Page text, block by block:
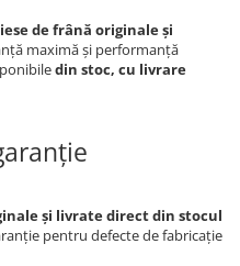
de frână originale și
maximă și performanță
din stoc, cu livrare
și livrate direct din stocul
pentru defecte de fabricație